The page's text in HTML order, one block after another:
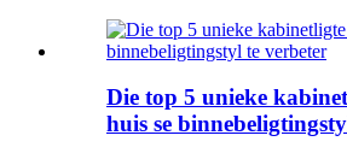
Die top 5 unieke
huis se